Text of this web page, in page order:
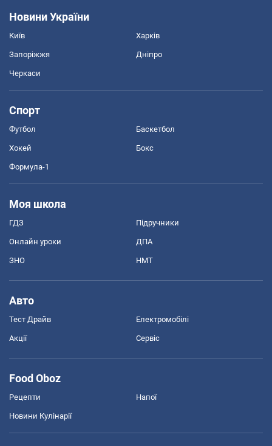
Новини України
Київ Харків
Запоріжжя Дніпро
Черкаси
Спорт
Футбол Баскетбол
Хокей Бокс
Формула-1
Моя школа
ГДЗ Підручники
Онлайн уроки ДПА
ЗНО НМТ
Авто
Тест Драйв Електромобілі
Акції Сервіс
Food Oboz
Рецепти Напої
Новини Кулінарії